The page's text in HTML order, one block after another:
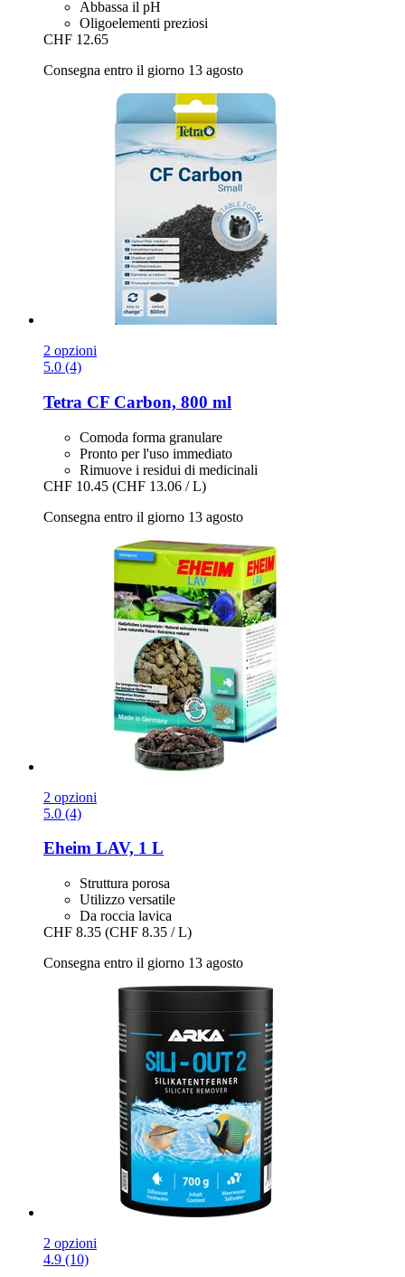
Abbassa il pH
Oligoelementi preziosi
CHF 12.65
Consegna entro il giorno 13 agosto
2 opzioni
5.0 (4)
Tetra CF Carbon, 800 ml
Comoda forma granulare
Pronto per l'uso immediato
Rimuove i residui di medicinali
CHF 10.45 (CHF 13.06 / L)
Consegna entro il giorno 13 agosto
2 opzioni
5.0 (4)
Eheim LAV, 1 L
Struttura porosa
Utilizzo versatile
Da roccia lavica
CHF 8.35 (CHF 8.35 / L)
Consegna entro il giorno 13 agosto
2 opzioni
4.9 (10)